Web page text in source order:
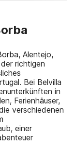
Alentejo,
richtigen
Bei Belvilla
in
Ferienhäuser,
verschiedenen
einer